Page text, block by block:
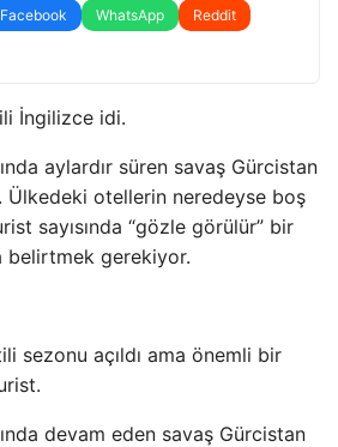
Facebook WhatsApp
Reddit
İngilizce idi.
aylardır süren savaş Gürcistan
otellerin neredeyse boş
sayısında “gözle görülür” bir
belirtmek gerekiyor.
sezonu açıldı ama önemli bir
devam eden savaş Gürcistan